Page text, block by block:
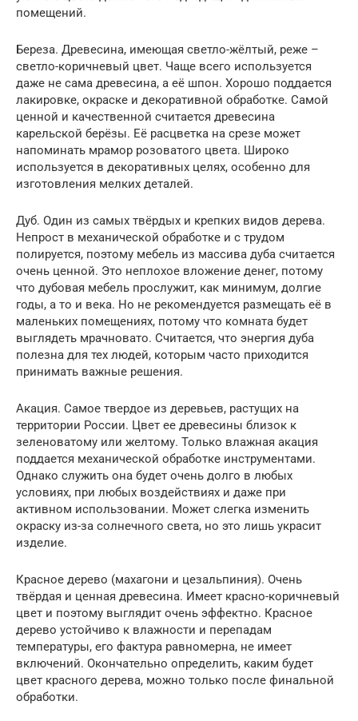
помещений.
Береза. Древесина, имеющая светло-жёлтый, реже –
светло-коричневый цвет. Чаще всего используется
даже не сама древесина, а её шпон. Хорошо поддается
лакировке, окраске и декоративной обработке. Самой
ценной и качественной считается древесина
карельской берёзы. Её расцветка на срезе может
напоминать мрамор розоватого цвета. Широко
используется в декоративных целях, особенно для
изготовления мелких деталей.
Дуб. Один из самых твёрдых и крепких видов дерева.
Непрост в механической обработке и с трудом
полируется, поэтому мебель из массива дуба считается
очень ценной. Это неплохое вложение денег, потому
что дубовая мебель прослужит, как минимум, долгие
годы, а то и века. Но не рекомендуется размещать её в
маленьких помещениях, потому что комната будет
выглядеть мрачновато. Считается, что энергия дуба
полезна для тех людей, которым часто приходится
принимать важные решения.
Акация. Самое твердое из деревьев, растущих на
территории России. Цвет ее древесины близок к
зеленоватому или желтому. Только влажная акация
поддается механической обработке инструментами.
Однако служить она будет очень долго в любых
условиях, при любых воздействиях и даже при
активном использовании. Может слегка изменить
окраску из-за солнечного света, но это лишь украсит
изделие.
Красное дерево (махагони и цезальпиния). Очень
твёрдая и ценная древесина. Имеет красно-коричневый
цвет и поэтому выглядит очень эффектно. Красное
дерево устойчиво к влажности и перепадам
температуры, его фактура равномерна, не имеет
включений. Окончательно определить, каким будет
цвет красного дерева, можно только после финальной
обработки.